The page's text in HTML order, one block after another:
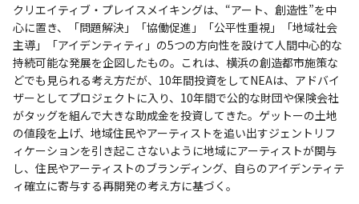
クリエイティブ・プレイスメイキングは、“アート、創造性”を中
心に置き、「問題解決」「協働促進」「公平性重視」「地域社会
主導」「アイデンティティ」の5つの方向性を設けて人間中心的な
持続可能な発展を企図したもの。これは、横浜の創造都市施策な
どでも見られる考え方だが、10年間投資をしてNEAは、アドバイ
ザーとしてプロジェクトに入り、10年間で公的な財団や保険会社
がタッグを組んで大きな助成金を投資してきた。ゲットーの土地
の値段を上げ、地域住民やアーティストを追い出すジェントリフ
ィケーションを引き起こさないように地域にアーティストが関与
し、住民やアーティストのブランディング、自らのアイデンティテ
ィ確立に寄与する再開発の考え方に基づく。